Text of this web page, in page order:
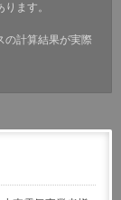
ます。
の計算結果が実際